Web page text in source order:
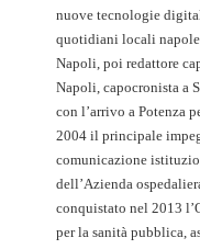
nuove tecnologie
quotidiani locali
Napoli, poi redattore
Napoli, capocronista a
con l’arrivo a Potenza
2004 il principale
comunicazione
dell’Azienda
conquistato nel 2013
per la sanità pubblica,